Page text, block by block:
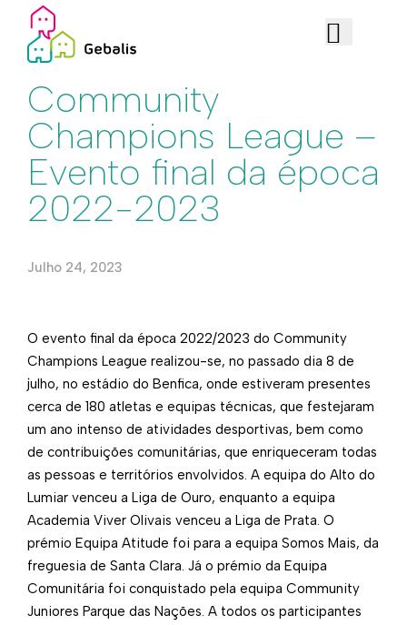
Edificado
Community
Champions League –
Evento final da época
2022-2023
Julho 24, 2023
​​​​​​​​​​​​​​O evento final da época 2022/2023 do Community
Champions League realizou-se, no passado dia 8 de
julho, no estádio do Benfica, onde estiveram presentes
cerca de 180 atletas e equipas técnicas, que festejaram
um ano intenso de atividades desportivas, bem como
de contribuições comunitárias, que enriqueceram todas
as pessoas e territórios envolvidos. A equipa do Alto do
Lumiar venceu a Liga de Ouro, enquanto a equipa
Academia Viver Olivais venceu a Liga de Prata. O
prémio Equipa Atitude foi para a equipa Somos Mais, da
freguesia de Santa Clara. Já o prémio da Equipa
Comunitária foi conquistado pela equipa Community
Juniores Parque das Nações. A todos os participantes